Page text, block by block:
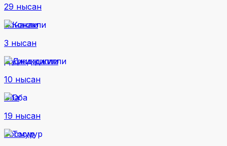
29 нысан
Конакли
3 нысан
Джикджилли
10 нысан
Оба
19 нысан
Тосмур